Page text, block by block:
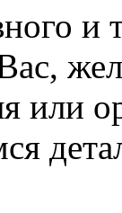
и
или